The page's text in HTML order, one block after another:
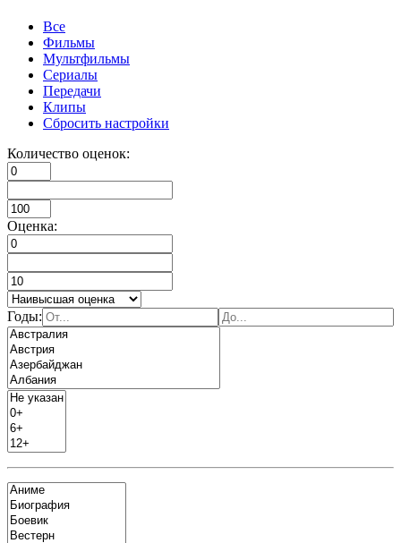
Все
Фильмы
Мультфильмы
Сериалы
Передачи
Клипы
Сбросить настройки
Количество оценок:
Оценка:
Годы: